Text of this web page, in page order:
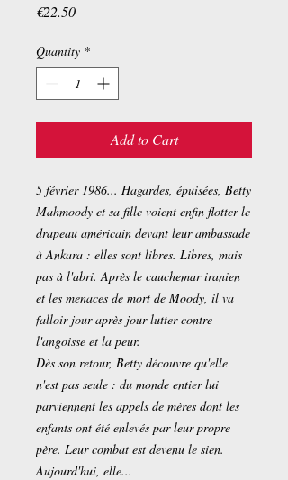
€22.50Price
Quantity *
Add to Cart
5 février 1986... Hagardes, épuisées, Betty
Mahmoody et sa fille voient enfin flotter le
drapeau américain devant leur ambassade
à Ankara : elles sont libres. Libres, mais
pas à l'abri. Après le cauchemar iranien
et les menaces de mort de Moody, il va
falloir jour après jour lutter contre
l'angoisse et la peur.
Dès son retour, Betty découvre qu'elle
n'est pas seule : du monde entier lui
parviennent les appels de mères dont les
enfants ont été enlevés par leur propre
père. Leur combat est devenu le sien.
Aujourd'hui, elle...